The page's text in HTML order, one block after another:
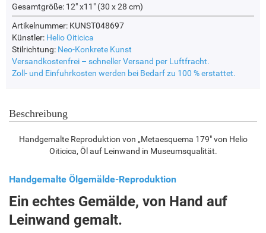
Gesamtgröße: 12" x11" (30 x 28 cm)
Artikelnummer: KUNST048697
Künstler: Helio Oiticica
Stilrichtung: Neo-Konkrete Kunst
Versandkostenfrei – schneller Versand per Luftfracht.
Zoll- und Einfuhrkosten werden bei Bedarf zu 100 % erstattet.
Beschreibung
Handgemalte Reproduktion von „Metaesquema 179" von Helio
Oiticica, Öl auf Leinwand in Museumsqualität.
Handgemalte Ölgemälde-Reproduktion
Ein echtes Gemälde, von Hand auf
Leinwand gemalt.